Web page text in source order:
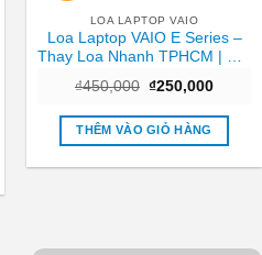
LOA LAPTOP VAIO
Loa Laptop VAIO E Series –
Thay Loa Nhanh TPHCM | Giá
₫450,000 Giá
là:
₫450,000.
₫250,000Giá
tại
THÊM VÀO GIỎ HÀNG